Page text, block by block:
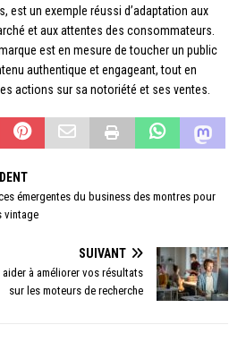
est un exemple réussi d’adaptation aux
et aux attentes des consommateurs.
est en mesure de toucher un public
authentique et engageant, tout en
actions sur sa notoriété et ses ventes.
émergentes du business des montres pour
vintage
SUIVANT
aider à améliorer vos résultats
sur les moteurs de recherche